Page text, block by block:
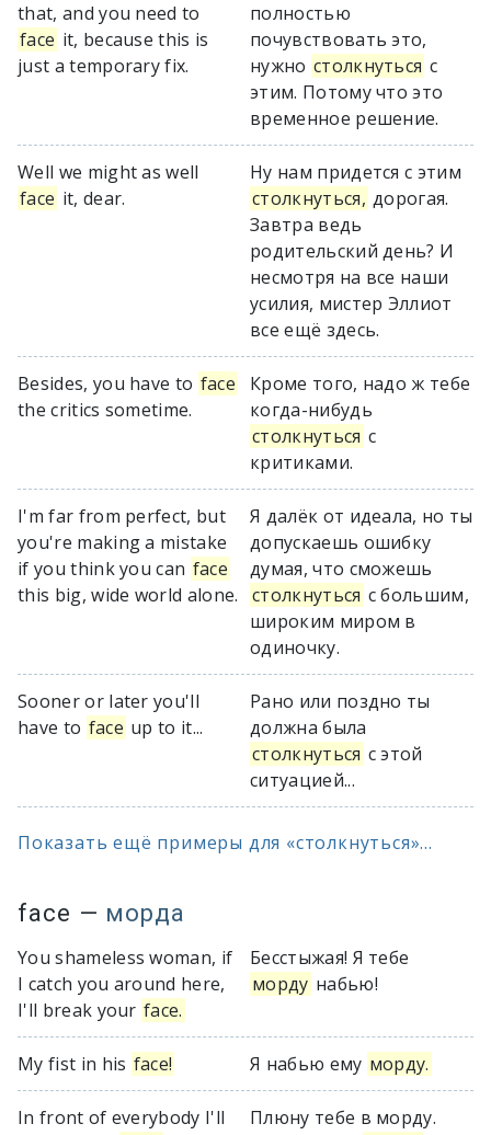
that, and you need to
face it, because this is
just a temporary fix.
полностью
почувствовать это,
нужно столкнуться с
этим. Потому что это
временное решение.
Well we might as well
face it, dear.
Ну нам придется с этим
столкнуться, дорогая.
Завтра ведь
родительский день? И
несмотря на все наши
усилия, мистер Эллиот
все ещё здесь.
Besides, you have to face
the critics sometime.
Кроме того, надо ж тебе
когда-нибудь
столкнуться с
критиками.
I'm far from perfect, but
you're making a mistake
if you think you can face
this big, wide world alone.
Я далёк от идеала, но ты
допускаешь ошибку
думая, что сможешь
столкнуться с большим,
широким миром в
одиночку.
Sooner or later you'll
have to face up to it...
Рано или поздно ты
должна была
столкнуться с этой
ситуацией...
Показать ещё примеры для «столкнуться»...
face — морда
You shameless woman, if
I catch you around here,
I'll break your face.
Бесстыжая! Я тебе
морду набью!
My fist in his face! Я набью ему морду.
In front of everybody I'll
Плюну тебе в морду.